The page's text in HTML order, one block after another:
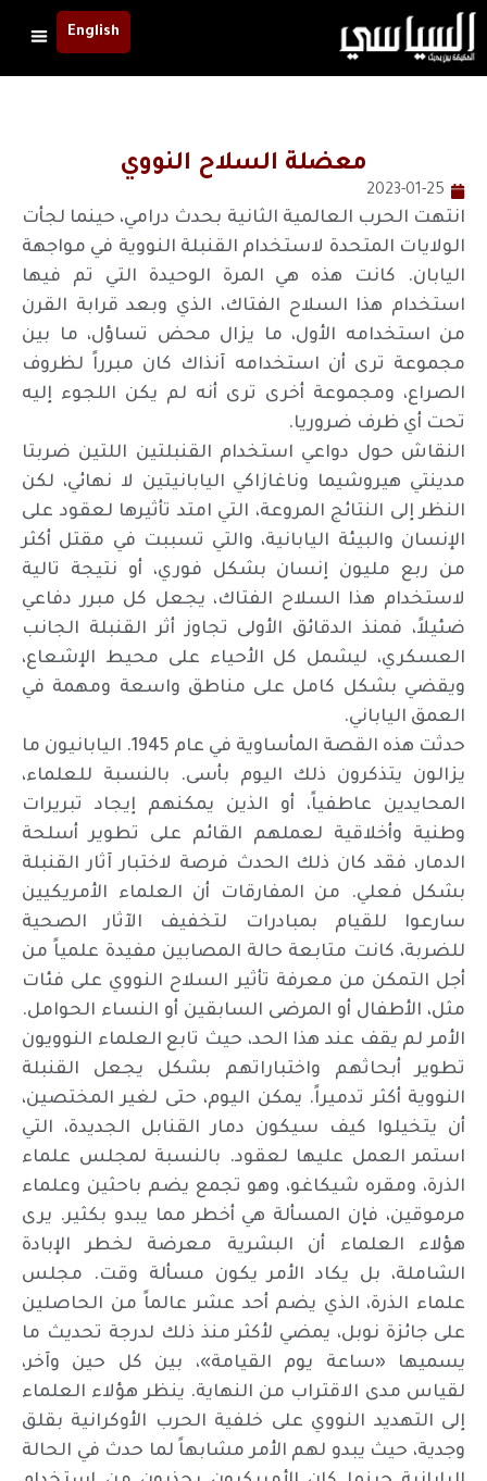
English
معضلة السلاح النووي
2023-01-25
انتهت الحرب العالمية الثانية بحدث درامي، حينما لجأت
الولايات المتحدة لاستخدام القنبلة النووية في مواجهة
اليابان. كانت هذه هي المرة الوحيدة التي تم فيها
استخدام هذا السلاح الفتاك، الذي وبعد قرابة القرن
من استخدامه الأول، ما يزال محض تساؤل، ما بين
مجموعة ترى أن استخدامه آنذاك كان مبرراً لظروف
الصراع، ومجموعة أخرى ترى أنه لم يكن اللجوء إليه
تحت أي ظرف ضروريا.
النقاش حول دواعي استخدام القنبلتين اللتين ضربتا
مدينتي هيروشيما وناغازاكي اليابانيتين لا نهائي، لكن
النظر إلى النتائج المروعة، التي امتد تأثيرها لعقود على
الإنسان والبيئة اليابانية، والتي تسببت في مقتل أكثر
من ربع مليون إنسان بشكل فوري، أو نتيجة تالية
لاستخدام هذا السلاح الفتاك، يجعل كل مبرر دفاعي
ضئيلاً، فمنذ الدقائق الأولى تجاوز أثر القنبلة الجانب
العسكري، ليشمل كل الأحياء على محيط الإشعاع،
ويقضي بشكل كامل على مناطق واسعة ومهمة في
العمق الياباني.
حدثت هذه القصة المأساوية في عام 1945. اليابانيون ما
يزالون يتذكرون ذلك اليوم بأسى. بالنسبة للعلماء،
المحايدين عاطفياً، أو الذين يمكنهم إيجاد تبريرات
وطنية وأخلاقية لعملهم القائم على تطوير أسلحة
الدمار، فقد كان ذلك الحدث فرصة لاختبار آثار القنبلة
بشكل فعلي. من المفارقات أن العلماء الأمريكيين
سارعوا للقيام بمبادرات لتخفيف الآثار الصحية
للضربة، كانت متابعة حالة المصابين مفيدة علمياً من
أجل التمكن من معرفة تأثير السلاح النووي على فئات
مثل، الأطفال أو المرضى السابقين أو النساء الحوامل.
الأمر لم يقف عند هذا الحد، حيث تابع العلماء النوويون
تطوير أبحاثهم واختباراتهم بشكل يجعل القنبلة
النووية أكثر تدميراً. يمكن اليوم، حتى لغير المختصين،
أن يتخيلوا كيف سيكون دمار القنابل الجديدة، التي
استمر العمل عليها لعقود. بالنسبة لمجلس علماء
الذرة، ومقره شيكاغو، وهو تجمع يضم باحثين وعلماء
مرموقين، فإن المسألة هي أخطر مما يبدو بكثير. يرى
هؤلاء العلماء أن البشرية معرضة لخطر الإبادة
الشاملة، بل يكاد الأمر يكون مسألة وقت. مجلس
علماء الذرة، الذي يضم أحد عشر عالماً من الحاصلين
على جائزة نوبل، يمضي لأكثر منذ ذلك لدرجة تحديث ما
يسميها «ساعة يوم القيامة»، بين كل حين وآخر،
لقياس مدى الاقتراب من النهاية. ينظر هؤلاء العلماء
إلى التهديد النووي على خلفية الحرب الأوكرانية بقلق
وجدية، حيث يبدو لهم الأمر مشابهاً لما حدث في الحالة